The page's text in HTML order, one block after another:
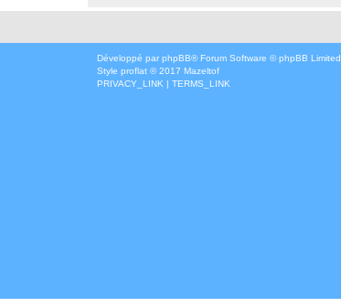
Développé par phpBB® Forum Software © phpBB Limited
Style proflat © 2017 Mazeltof
PRIVACY_LINK | TERMS_LINK